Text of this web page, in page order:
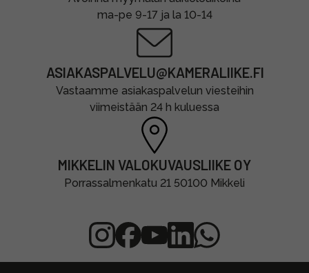
ma-pe 9-17 ja la 10-14
ASIAKASPALVELU@KAMERALIIKE.FI
Vastaamme asiakaspalvelun viesteihin
viimeistään 24 h kuluessa
MIKKELIN VALOKUVAUSLIIKE OY
Porrassalmenkatu 21 50100 Mikkeli